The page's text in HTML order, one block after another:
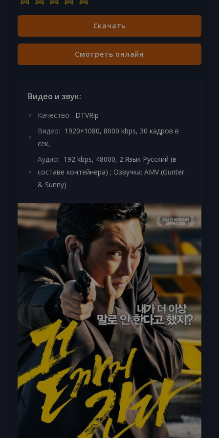
Скачать
Смотреть онлайн
Видео и звук:
Качество:
DTVRip
Видео: 1920×1080, 8000 kbps, 30 кадров в
сек,
Аудио: 192 kbps, 48000, 2 Язык Русский (в
составе контейнера) ; Озвучка: AMV (Gunter
& Sunny)